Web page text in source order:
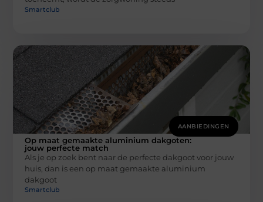
Smartclub
AANBIEDINGEN
Op maat gemaakte aluminium dakgoten:
jouw perfecte match
Als je op zoek bent naar de perfecte dakgoot voor jouw
huis, dan is een op maat gemaakte aluminium
dakgoot
Smartclub